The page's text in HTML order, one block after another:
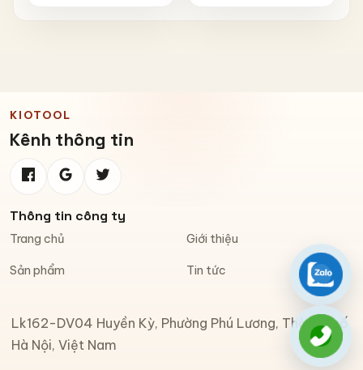
KIOTOOL
Kênh thông tin
Thông tin công ty
Trang chủ Giới thiệu
Sản phẩm Tin tức
Lk162-DV04 Huyền Kỳ, Phường Phú Lương, Thành phố
Hà Nội, Việt Nam
Zalo
Gọi